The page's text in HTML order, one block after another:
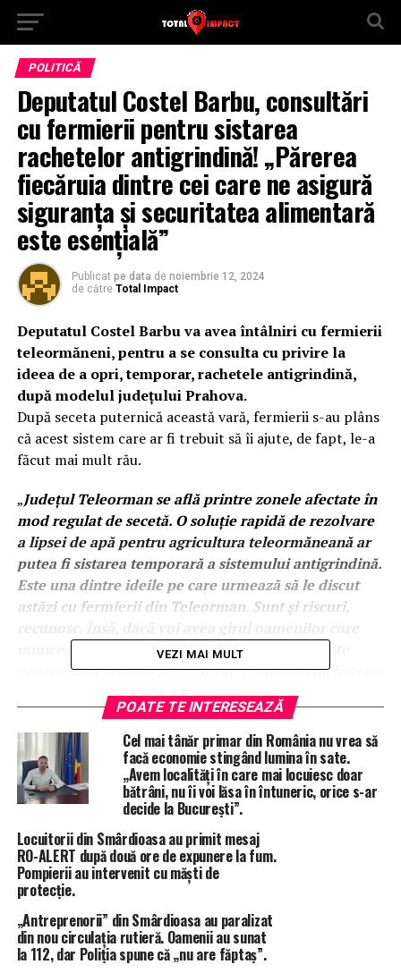
POLITICĂ
Deputatul Costel Barbu, consultări
cu fermierii pentru sistarea
rachetelor antigrindină! „Părerea
fiecăruia dintre cei care ne asigură
siguranța și securitatea alimentară
este esențială”
Publicat pe data de noiembrie 12, 2024
de către Total Impact
Deputatul Costel Barbu va avea întâlniri cu fermierii
teleormăneni, pentru a se consulta cu privire la
ideea de a opri, temporar, rachetele antigrindină,
după modelul județului Prahova.
După seceta puternică această vară, fermierii s-au plâns
că acest sistem care ar fi trebuit să îi ajute, de fapt, le-a
făcut mai mult rău.
„Județul Teleorman se află printre zonele afectate în
mod regulat de secetă. O soluție rapidă de rezolvare
a lipsei de apă pentru agricultura teleormăneană ar
putea fi sistarea temporară a sistemului antigrindină.
Este una dintre ideile pe care urmează să le discut
astăzi cu fermierii din Teleorman. Sunt și riscuri,
muncesc pământul, acesta va deveni o prioritate
pentru mine în anul 2025. Sistarea folosirii rachetelor
antigrindină în județul Teleorman, pe modelul
județului Prahova, ar putea aduce mai multe ploi.
Cred că suntem datori să testăm eficacitatea acestei
idei, să vedem dacă funcționează, dacă este
folositoare.
Bineînțeles, va urma o amplă campanie de informare,
discuții și consultări cu toți fermierii teleormăneni,
pentru că părerea fiecăruia dintre acești oameni care
ne asigură, cu multă muncă, siguranța și securitatea
alimentară este importantă pentru mine.
reabilitarea sistemului de irigații, pentru sprijinirea
financiară și pentru securizarea viitoarelor recolte.
VEZI MAI MULT
POATE TE INTERESEAZĂ
Cel mai tânăr primar din România nu vrea să
facă economie stingând lumina în sate.
„Avem localități în care mai locuiesc doar
bătrâni, nu îi voi lăsa în întuneric, orice s-ar
decide la București”.
Locuitorii din Smârdioasa au primit mesaj
RO-ALERT după două ore de expunere la fum.
Pompierii au intervenit cu măști de
protecție.
„Antreprenorii” din Smârdioasa au paralizat
din nou circulația rutieră. Oamenii au sunat
la 112, dar Poliția spune că „nu are făptaș”.